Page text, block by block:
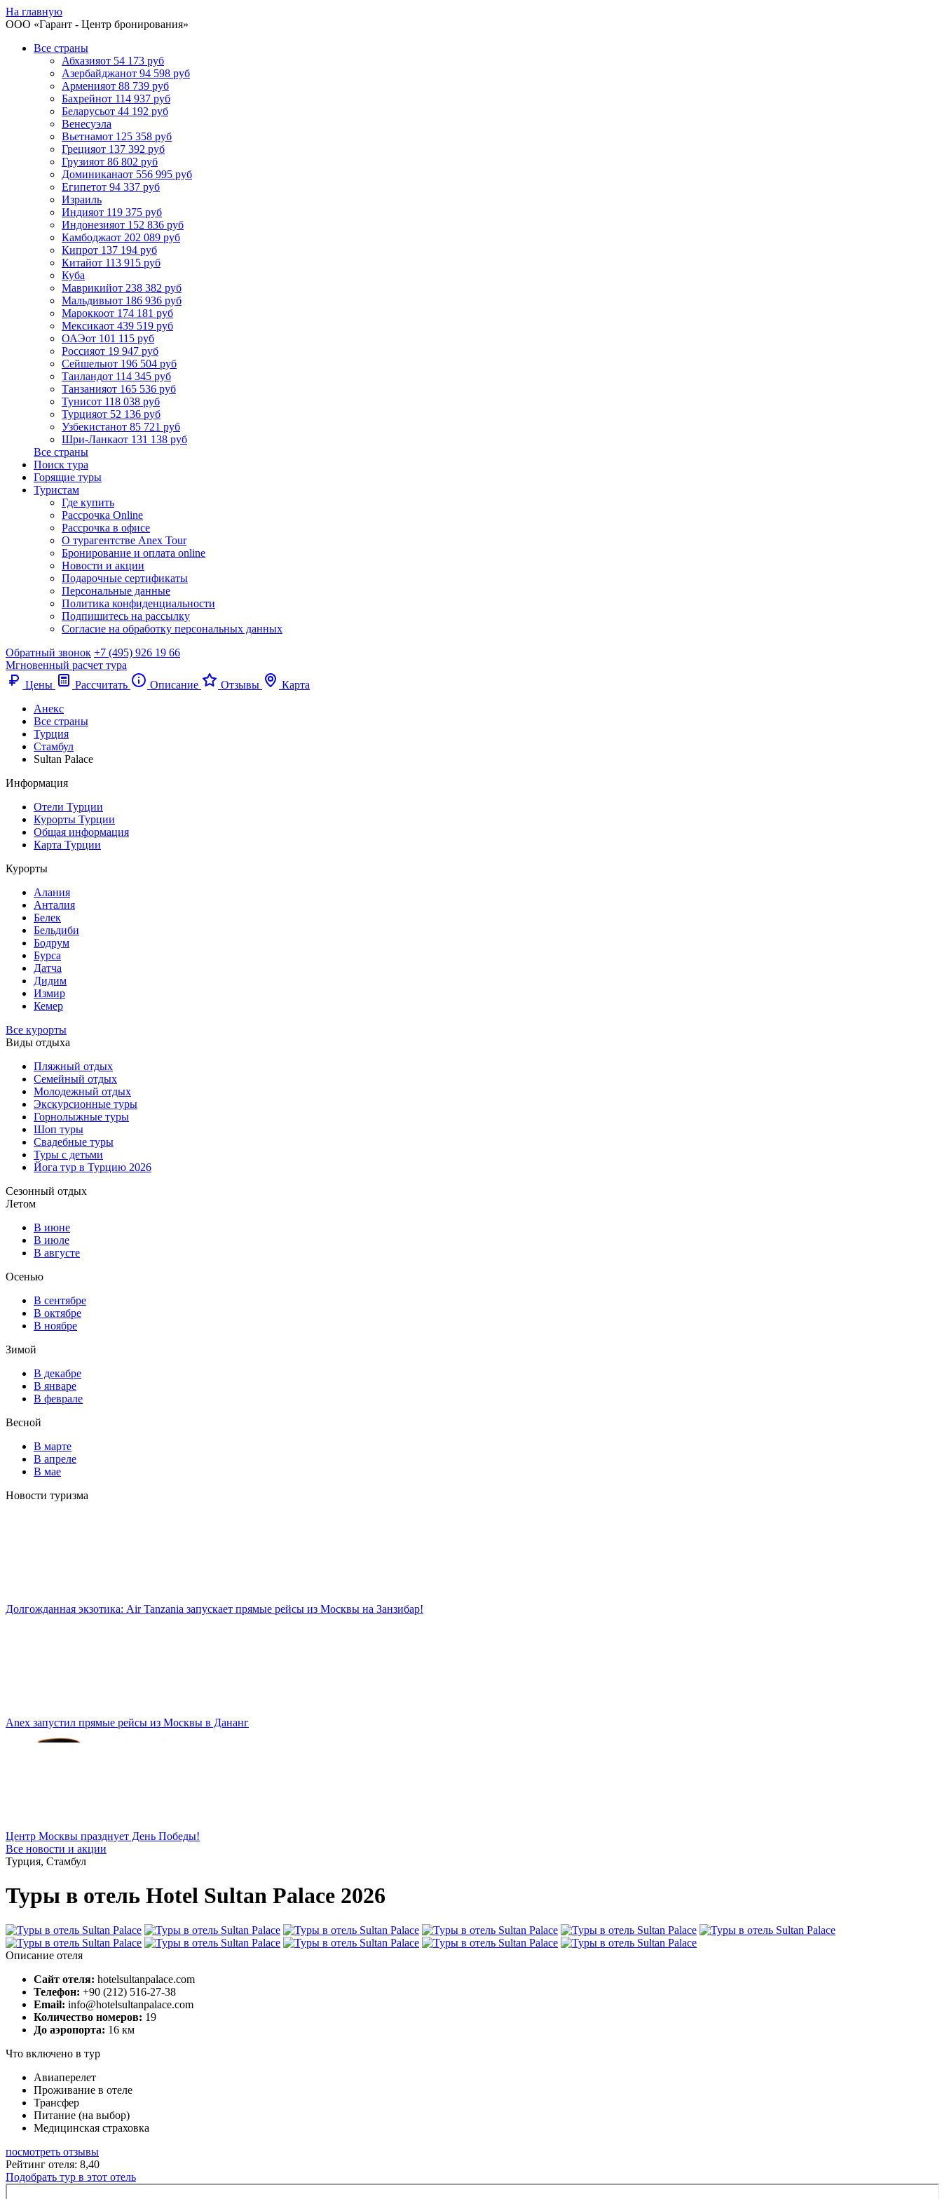
На главную
ООО «Гарант - Центр бронирования»
Все страны
Абхазияот 54 173 руб
Азербайджанот 94 598 руб
Арменияот 88 739 руб
Бахрейнот 114 937 руб
Беларусьот 44 192 руб
Венесуэла
Вьетнамот 125 358 руб
Грецияот 137 392 руб
Грузияот 86 802 руб
Доминиканаот 556 995 руб
Египетот 94 337 руб
Израиль
Индияот 119 375 руб
Индонезияот 152 836 руб
Камбоджаот 202 089 руб
Кипрот 137 194 руб
Китайот 113 915 руб
Куба
Маврикийот 238 382 руб
Мальдивыот 186 936 руб
Мароккоот 174 181 руб
Мексикаот 439 519 руб
ОАЭот 101 115 руб
Россияот 19 947 руб
Сейшелыот 196 504 руб
Таиландот 114 345 руб
Танзанияот 165 536 руб
Тунисот 118 038 руб
Турцияот 52 136 руб
Узбекистанот 85 721 руб
Шри-Ланкаот 131 138 руб
Все страны
Поиск тура
Горящие туры
Туристам
Где купить
Рассрочка Online
Рассрочка в офисе
О турагентстве Anex Tour
Бронирование и оплата online
Новости и акции
Подарочные сертификаты
Персональные данные
Политика конфиденциальности
Подпишитесь на рассылку
Согласие на обработку персональных данных
Обратный звонок +7 (495) 926 19 66
Мгновенный расчет тура
Цены
Рассчитать Описание Отзывы
Карта
Анекс
Все страны
Турция
Стамбул
Sultan Palace
Информация
Отели Турции
Курорты Турции
Общая информация
Карта Турции
Курорты
Алания
Анталия
Белек
Бельдиби
Бодрум
Бурса
Датча
Дидим
Измир
Кемер
Все курорты
Виды отдыха
Пляжный отдых
Семейный отдых
Молодежный отдых
Экскурсионные туры
Горнолыжные туры
Шоп туры
Свадебные туры
Туры с детьми
Йога тур в Турцию 2026
Сезонный отдых
Летом
В июне
В июле
В августе
Осенью
В сентябре
В октябре
В ноябре
Зимой
В декабре
В январе
В феврале
Весной
В марте
В апреле
В мае
Новости туризма
Долгожданная экзотика: Air Tanzania запускает прямые рейсы из Москвы на Занзибар!
Anex запустил прямые рейсы из Москвы в Дананг
Центр Москвы празднует День Победы!
Все новости и акции
Турция, Стамбул
Туры в отель Hotel Sultan Palace 2026
Описание отеля
Сайт отеля: hotelsultanpalace.com
Телефон: +90 (212) 516-27-38
Email: info@hotelsultanpalace.com
Количество номеров: 19
До аэропорта: 16 км
Что включено в тур
Авиаперелет
Проживание в отеле
Трансфер
Питание (на выбор)
Медицинская страховка
посмотреть отзывы
Рейтинг отеля: 8,40
Подобрать тур в этот отель